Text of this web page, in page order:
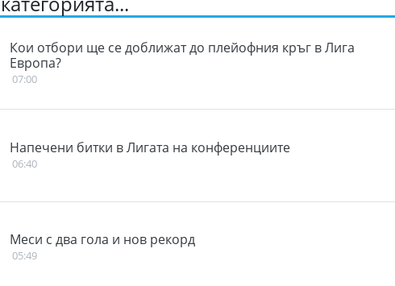
Кои отбори ще се доближат до плейофния кръг в Лига
Европа?
07:00
Напечени битки в Лигата на конференциите
06:40
Меси с два гола и нов рекорд
05:49